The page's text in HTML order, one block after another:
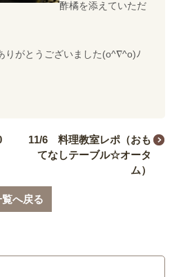
酢橘を添えていただ
りがとうございました(o^∇^o)ﾉ
11/6 料理教室レポ（おも
てなしテーブル☆オータ
ム）
覧へ戻る